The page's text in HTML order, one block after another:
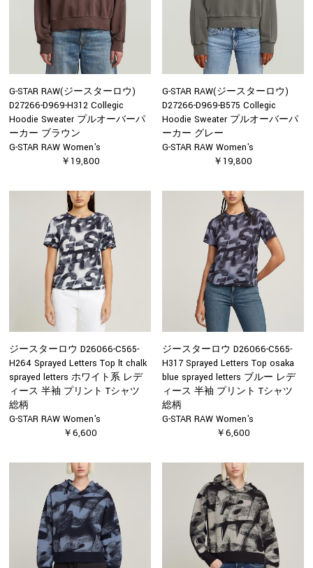
G-STAR RAW(ジースターロウ)
D27266-D969-H312 Collegic
Hoodie Sweater プルオーバーパ
ーカー ブラウン
G-STAR RAW Women's
￥19,800
G-STAR RAW(ジースターロウ)
D27266-D969-B575 Collegic
Hoodie Sweater プルオーバーパ
ーカー グレー
G-STAR RAW Women's
￥19,800
ジースターロウ D26066-C565-
H264 Sprayed Letters Top lt chalk
sprayed letters ホワイト系 レデ
ィース 半袖 プリント Tシャツ
総柄
G-STAR RAW Women's
￥6,600
ジースターロウ D26066-C565-
H317 Sprayed Letters Top osaka
blue sprayed letters ブルー レデ
ィース 半袖 プリント Tシャツ
総柄
G-STAR RAW Women's
￥6,600